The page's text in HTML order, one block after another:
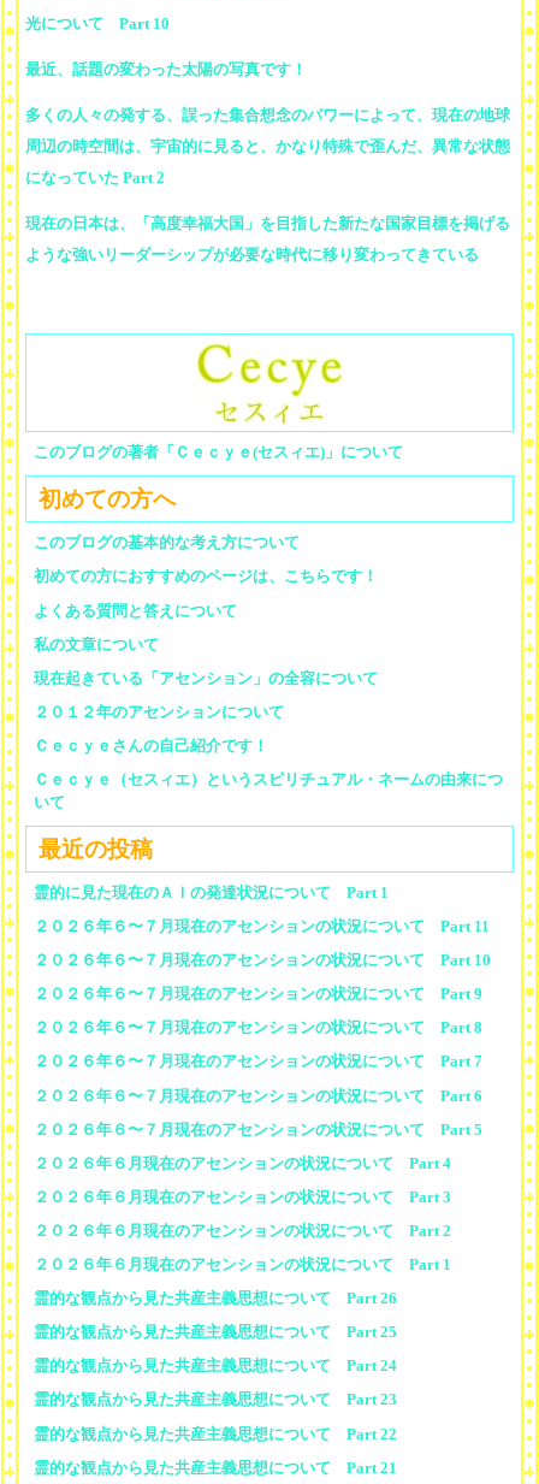
光について Part 10
最近、話題の変わった太陽の写真です！
多くの人々の発する、誤った集合想念のパワーによって、現在の地球
周辺の時空間は、宇宙的に見ると、かなり特殊で歪んだ、異常な状態
になっていた Part 2
現在の日本は、「高度幸福大国」を目指した新たな国家目標を掲げる
ような強いリーダーシップが必要な時代に移り変わってきている
このブログの著者「Ｃｅｃｙｅ(セスィエ)」について
初めての方へ
このブログの基本的な考え方について
初めての方におすすめのページは、こちらです！
よくある質問と答えについて
私の文章について
現在起きている「アセンション」の全容について
２０１２年のアセンションについて
Ｃｅｃｙｅさんの自己紹介です！
Ｃｅｃｙｅ（セスィエ）というスピリチュアル・ネームの由来につ
いて
最近の投稿
霊的に見た現在のＡＩの発達状況について Part 1
２０２６年６〜７月現在のアセンションの状況について Part 11
２０２６年６〜７月現在のアセンションの状況について Part 10
２０２６年６〜７月現在のアセンションの状況について Part 9
２０２６年６〜７月現在のアセンションの状況について Part 8
２０２６年６〜７月現在のアセンションの状況について Part 7
２０２６年６〜７月現在のアセンションの状況について Part 6
２０２６年６〜７月現在のアセンションの状況について Part 5
２０２６年６月現在のアセンションの状況について Part 4
２０２６年６月現在のアセンションの状況について Part 3
２０２６年６月現在のアセンションの状況について Part 2
２０２６年６月現在のアセンションの状況について Part 1
霊的な観点から見た共産主義思想について Part 26
霊的な観点から見た共産主義思想について Part 25
霊的な観点から見た共産主義思想について Part 24
霊的な観点から見た共産主義思想について Part 23
霊的な観点から見た共産主義思想について Part 22
霊的な観点から見た共産主義思想について Part 21